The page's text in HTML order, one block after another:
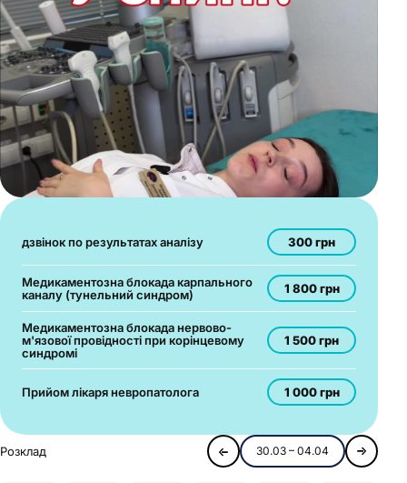
Розклад 30.03 – 04.04
дзвінок по результатах аналізу 300 грн
Медикаментозна блокада карпального
каналу (тунельний синдром)
1 800 грн
Медикаментозна блокада нервово-
м'язової провідності при корінцевому
синдромі
1 500 грн
Прийом лікаря невропатолога 1 000 грн